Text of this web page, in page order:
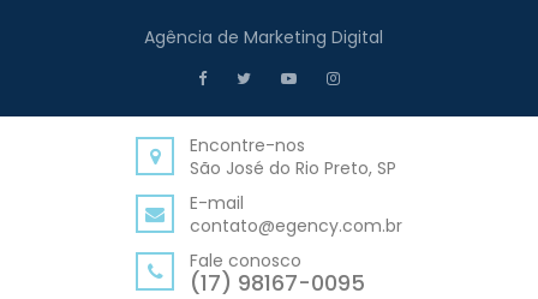
Agência de Marketing Digital
Encontre-nos
São José do Rio Preto, SP
E-mail
contato@egency.com.br
Fale conosco
(17) 98167-0095